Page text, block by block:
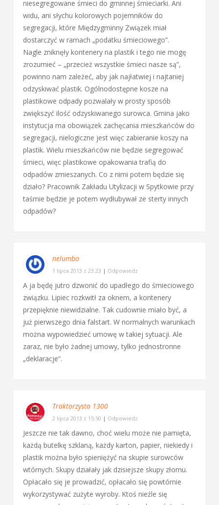
niesegregowane śmieci do gminnej śmieciarki. Ani
widu, ani słychu kolorowych pojemników do
segregacji, które Międzygminny Związek miał
dostarczyć w ramach „podatku śmieciowego”.
Nagle zniknęły kontenery na plastik i tego nie mogę
zrozumieć – „przecież wszystkie śmieci nasze są”,
powinno nam zależeć, aby jak najłatwiej i najtaniej
odzyskiwać plastik. Ogólnodostępne kosze na
plastikowe odpady pozwalały w prosty sposób
zwiększyć ilość odzyskiwanego surowca. Gmina jako
instytucja ma obowiązek zachęcania mieszkańców do
segregacji, nielogiczne jest więc zabieranie koszy na
plastik. Wielu mieszkańców nie będzie segregować
śmieci, więc plastikowe opakowania trafią do
odpadów zmieszanych. Co z nimi potem będzie się
działo? Pracownik Zakładu Utylizacji w Spytkowie przy
taśmie będzie je potem wydłubywał ze sterty innych
odpadów?
nelumbo
1 lipca 2013 z 23:23 | Odpowiedz
A ja będę jutro dzwonić do upadłego do śmieciowego
związku. Lipiec rozkwitł za oknem, a kontenery
przepięknie niewidzialne. Tak cudownie miało być, a
już pierwszego dnia falstart. W normalnych warunkach
można wypowiedzieć umowę w takiej sytuacji. Ale
zaraz, nie było żadnej umowy, tylko jednostronne
„deklaracje”.
Traktorzysta 1300
2 lipca 2013 z 15:50 | Odpowiedz
Jeszcze nie tak dawno, choć wielu może nie pamięta,
każdą butelkę szklaną, każdy karton, papier, niekiedy i
plastik można było spieniężyć na skupie surowców
wtórnych. Skupy działały jak dzisiejsze skupy złomu.
Opłacało się je prowadzić, opłacało się powtórnie
wykorzystywać zużyte wyroby. Ktoś nieźle się